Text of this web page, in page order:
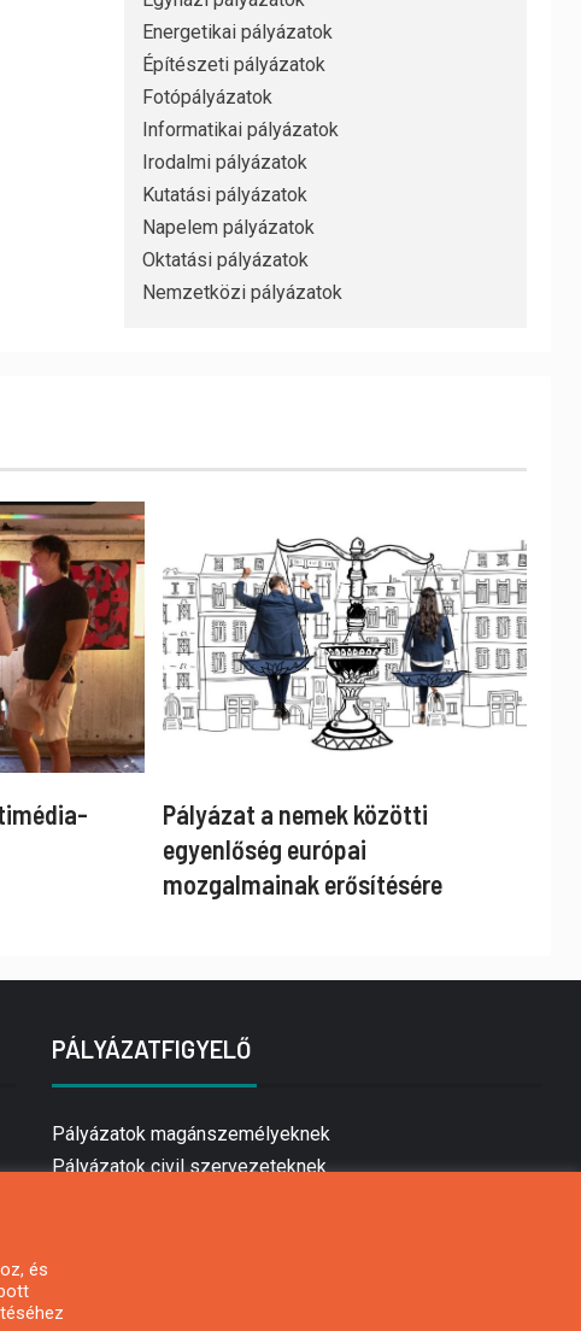
Energetikai pályázatok
Építészeti pályázatok
Fotópályázatok
Informatikai pályázatok
Irodalmi pályázatok
Kutatási pályázatok
Napelem pályázatok
Oktatási pályázatok
Nemzetközi pályázatok
Pályázat a nemek közötti
egyenlőség európai
mozgalmainak erősítésére
PÁLYÁZATFIGYELŐ
Pályázatok magánszemélyeknek
Pályázatok civil szervezeteknek
és